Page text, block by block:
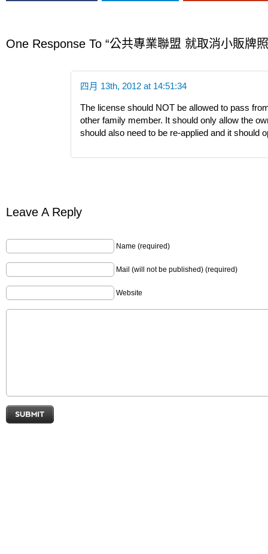
One Response To “公共專業聯盟 就取消小販牌
四月 13th, 2012 at 14:51:34
The license should NOT be allowed to pass
other family member. It should only allow the
should also need to be re-applied and it should
Leave A Reply
Name (required)
Mail (will not be published) (required)
Website